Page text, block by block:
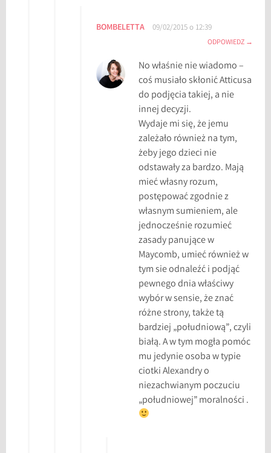
i
,
Z
BOMBELETTA 09/02/2015 o 12:39
ODPOWIEDZ
No właśnie nie wiadomo –
coś musiało skłonić Atticusa
do podjęcia takiej, a nie
innej decyzji.
Wydaje mi się, że jemu
zależało również na tym,
żeby jego dzieci nie
odstawały za bardzo. Mają
mieć własny rozum,
postępować zgodnie z
własnym sumieniem, ale
jednocześnie rozumieć
zasady panujące w
Maycomb, umieć również w
tym sie odnaleźć i podjąć
pewnego dnia właściwy
wybór w sensie, że znać
różne strony, także tą
bardziej „południową”, czyli
białą. A w tym mogła pomóc
mu jedynie osoba w typie
ciotki Alexandry o
niezachwianym poczuciu
„południowej” moralności .